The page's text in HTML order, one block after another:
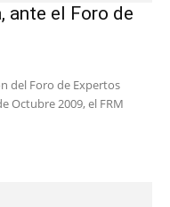
ante el Foro de
del Foro de Expertos
Octubre 2009, el FRM